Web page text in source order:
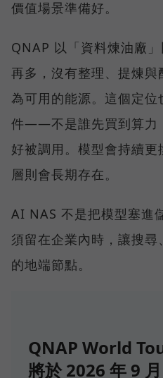
價值場景準備好。
QNAP 以「資料煉油廠
再多，沒有整理、提煉
為可用的能源。這個定
件——不是誰先買到算力
好被調用。模型會持續
層則會長期存在。
AI NAS 不是把模型塞進
須留在企業內時，讓搜
的地端節點。
QNAP World
將於 2026 年 9